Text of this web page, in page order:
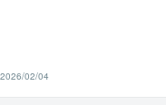
2026/02/04